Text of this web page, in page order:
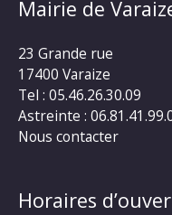
Mairie de
23 Grande rue
17400 Varaize
Tel : 05.46.26.30.09
Astreinte :
Nous contacter
Horaires